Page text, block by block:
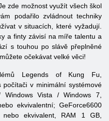
zde možnost využít všech škol
podařilo zvládnout techniky
v situacích, které vyžadují.
a finty závisí na míře talentu a
s touhou po slávě přeplněné
očekávat velké věci!
Legends of Kung Fu,
v minimální systémové
Vista / Windows 7,
ekvivalentní; GeForce6600
ekvivalent, RAM 1 GB,